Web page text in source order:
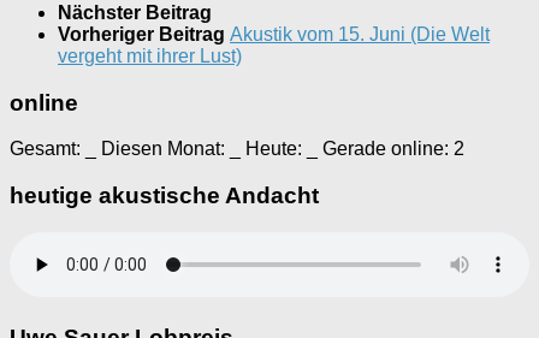
Nächster Beitrag
Vorheriger Beitrag Akustik vom 15. Juni (Die Welt
vergeht mit ihrer Lust)
online
Gesamt: Diesen Monat: Heute: Gerade online: 2
heutige akustische Andacht